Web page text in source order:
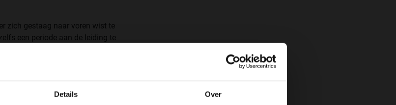
Details Over
zich gestaag naar voren wist te
een periode aan de leiding te
het erop dat er nog een
uit.